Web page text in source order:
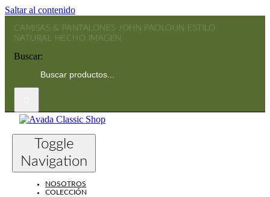
Saltar al contenido
CAMISAS & PANTALONES JOHN PAOLO UN ESTILO
NATURAL HECHO IMAGEN
Buscar:
Toggle
Navigation
NOSOTROS
COLECCIÓN